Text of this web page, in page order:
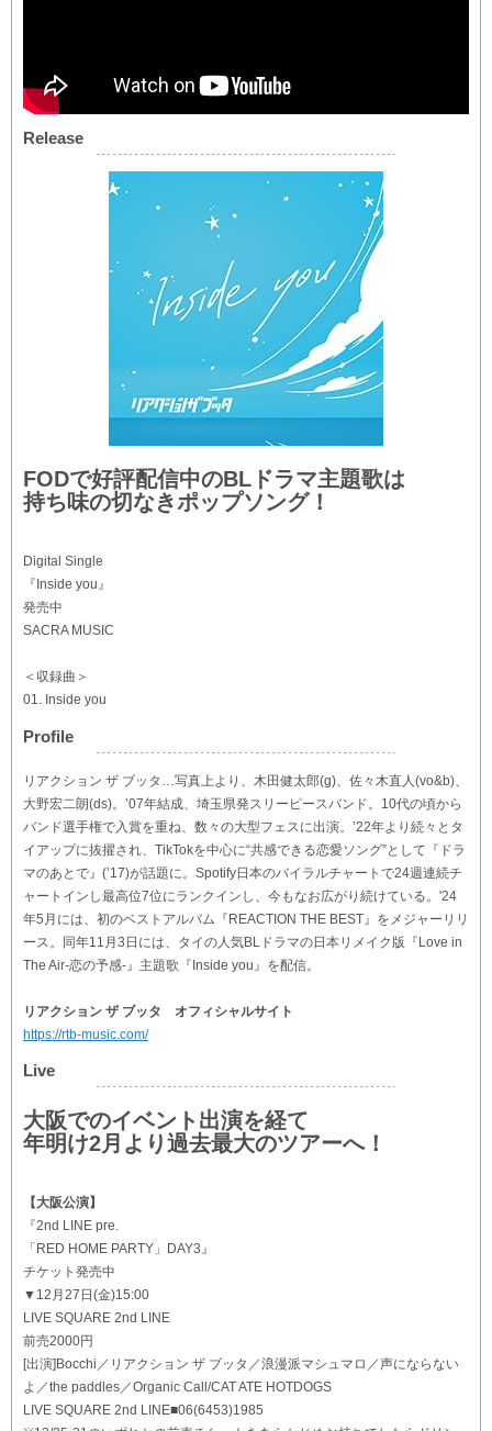
Release
FODで好評配信中のBLドラマ主題歌は
持ち味の切なきポップソング！
Digital Single
『Inside you』
発売中
SACRA MUSIC
＜収録曲＞
01. Inside you
Profile
リアクション ザ ブッタ…写真上より、木田健太郎(g)、佐々木直人(vo&b)、
大野宏二朗(ds)。’07年結成、埼玉県発スリーピースバンド。10代の頃から
バンド選手権で入賞を重ね、数々の大型フェスに出演。’22年より続々とタ
イアップに抜擢され、TikTokを中心に“共感できる恋愛ソング”として『ドラ
マのあとで』(’17)が話題に。Spotify日本のバイラルチャートで24週連続チ
ャートインし最高位7位にランクインし、今もなお広がり続けている。'24
年5月には、初のベストアルバム『REACTION THE BEST』をメジャーリリ
ース。同年11月3日には、タイの人気BLドラマの日本リメイク版『Love in
The Air-恋の予感-』主題歌『Inside you』を配信。
リアクション ザ ブッタ オフィシャルサイト
https://rtb-music.com/
Live
大阪でのイベント出演を経て
年明け2月より過去最大のツアーへ！
【大阪公演】
『2nd LINE pre.
「RED HOME PARTY」DAY3』
チケット発売中
▼12月27日(金)15:00
LIVE SQUARE 2nd LINE
前売2000円
[出演]Bocchi／リアクション ザ ブッタ／浪漫派マシュマロ／声にならない
よ／the paddles／Organic Call/CAT ATE HOTDOGS
LIVE SQUARE 2nd LINE■06(6453)1985